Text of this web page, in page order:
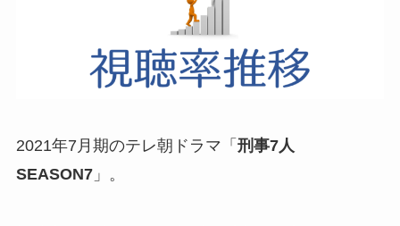
2021年7月期のテレ朝ドラマ「 刑事7人
SEASON7」。